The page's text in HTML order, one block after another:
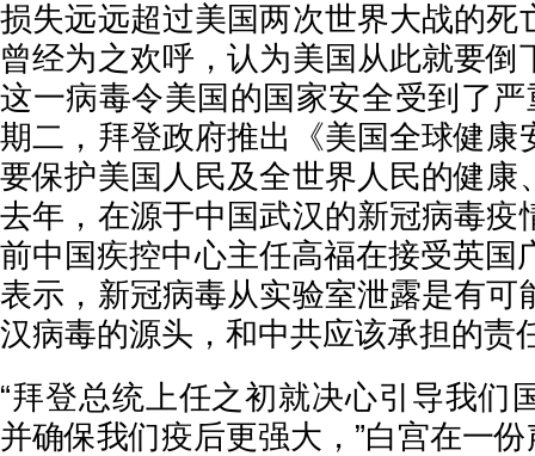
损失远远超过美国两次世界大战的死
曾经为之欢呼，认为美国从此就要倒
这一病毒令美国的国家安全受到了
期二，拜登政府推出《美国全球健康
要保护美国人民及全世界人民的健康
去年，在源于中国武汉的新冠病毒疫
前中国疾控中心主任高福在接受英国
表示，新冠病毒从实验室泄露是有可
汉病毒的源头，和中共应该承担的责
“拜登总统上任之初就决心引导我们
并确保我们疫后更强大，”白宫在一